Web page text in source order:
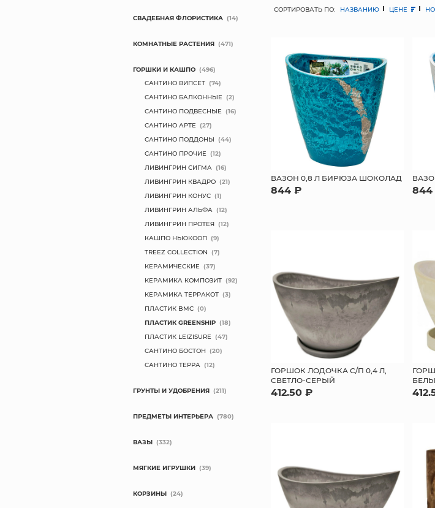
СОРТИРОВАТЬ ПО: НАЗВАНИЮ ЦЕНЕ
ВАЗОН 0,8 Л БИРЮЗА ШОКОЛАД
844 ₽ 844
ГОРШОК ЛОДОЧКА С/П 0,4 Л,
СВЕТЛО-СЕРЫЙ
412.50 ₽
СВАДЕБНАЯ ФЛОРИСТИКА (14)
КОМНАТНЫЕ РАСТЕНИЯ (471)
ГОРШКИ И КАШПО (496)
САНТИНО ВИПСЕТ (74)
САНТИНО БАЛКОННЫЕ (2)
САНТИНО ПОДВЕСНЫЕ (16)
САНТИНО АРТЕ (27)
САНТИНО ПОДДОНЫ (44)
САНТИНО ПРОЧИЕ (12)
ЛИВИНГРИН СИГМА (16)
ЛИВИНГРИН КВАДРО (21)
ЛИВИНГРИН КОНУС (1)
ЛИВИНГРИН АЛЬФА (12)
ЛИВИНГРИН ПРОТЕЯ (12)
КАШПО НЬЮКООП (9)
TREEZ COLLECTION (7)
КЕРАМИЧЕСКИЕ (37)
КЕРАМИКА КОМПОЗИТ (92)
КЕРАМИКА ТЕРРАКОТ (3)
ПЛАСТИК BMC (0)
ПЛАСТИК GREENSHIP (18)
ПЛАСТИК LEIZISURE (47)
САНТИНО БОСТОН (20)
САНТИНО ТЕРРА (12)
ГРУНТЫ И УДОБРЕНИЯ (211)
ПРЕДМЕТЫ ИНТЕРЬЕРА (780)
ВАЗЫ (332)
МЯГКИЕ ИГРУШКИ (39)
КОРЗИНЫ (24)